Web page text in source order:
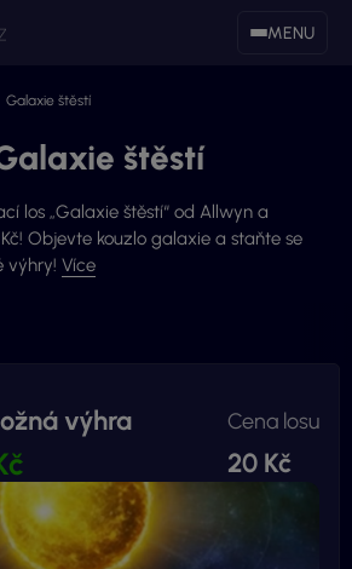
MENU
Galaxie štěstí
štěstí
los „Galaxie štěstí“ od Allwyn a
Objevte kouzlo galaxie a staňte se
výhry! Více
výhra Cena losu
20 Kč